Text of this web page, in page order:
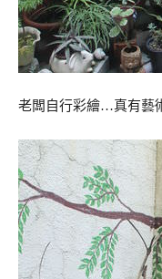
老闆自行彩繪…真有藝